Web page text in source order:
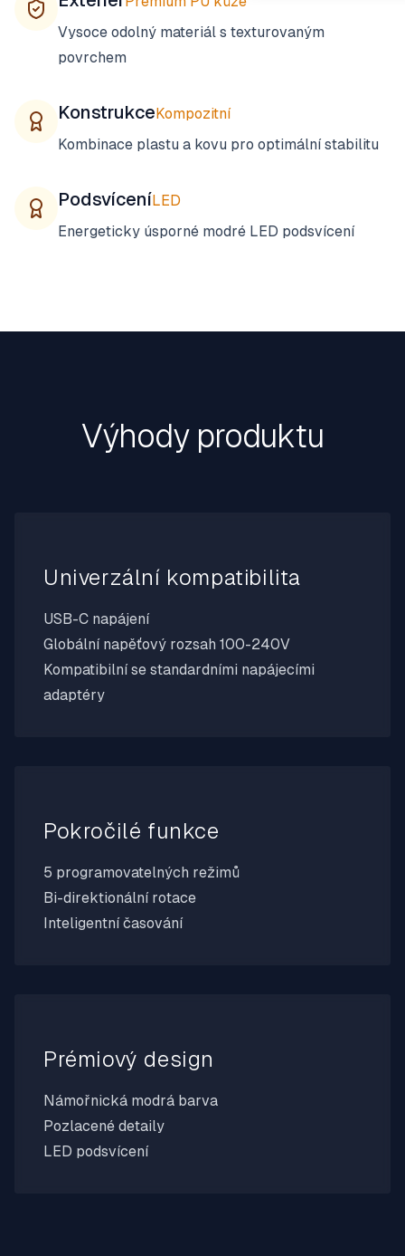
Vysoce odolný materiál s texturovaným
povrchem
KonstrukceKompozitní
Kombinace plastu a kovu pro optimální stabilitu
PodsvíceníLED
Energeticky úsporné modré LED podsvícení
Výhody produktu
Univerzální kompatibilita
USB-C napájení
Globální napěťový rozsah 100-240V
Kompatibilní se standardními napájecími
adaptéry
Pokročilé funkce
5 programovatelných režimů
Bi-direktionální rotace
Inteligentní časování
Prémiový design
Námořnická modrá barva
Pozlacené detaily
LED podsvícení